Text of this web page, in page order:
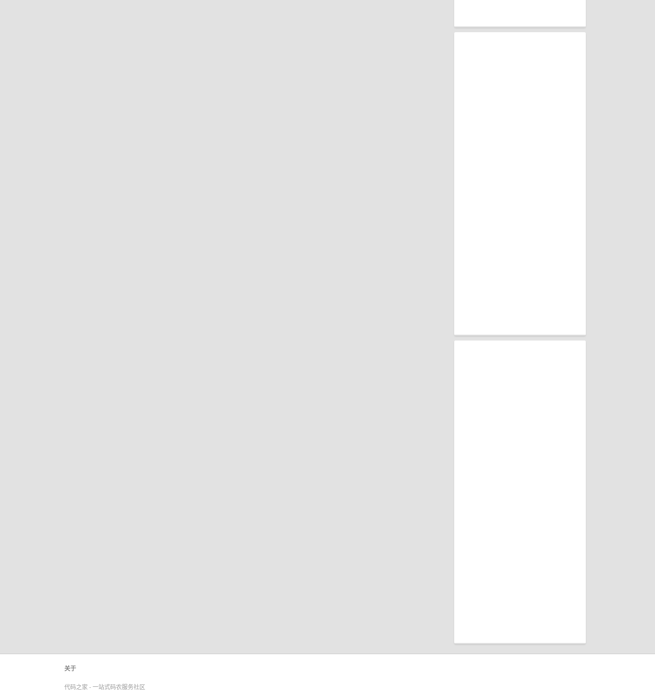
关于
代码之家 - 一站式码农服务社区